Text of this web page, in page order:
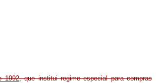
1992, que institui regime especial para compras